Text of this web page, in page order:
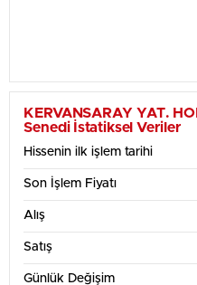
KERVANSARAY YAT.
Senedi İstatiksel Veriler
Hissenin ilk işlem tarihi
Son İşlem Fiyatı
Alış
Satış
Günlük Değişim